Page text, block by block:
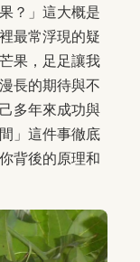
？」這大概是
最常浮現的疑
果，足足讓我
長的期待與不
多年來成功與
」這件事徹底
背後的原理和